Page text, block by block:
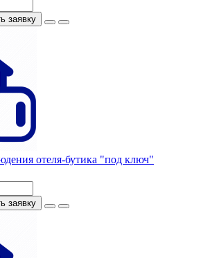
заявку
отеля-бутика "под ключ"
заявку